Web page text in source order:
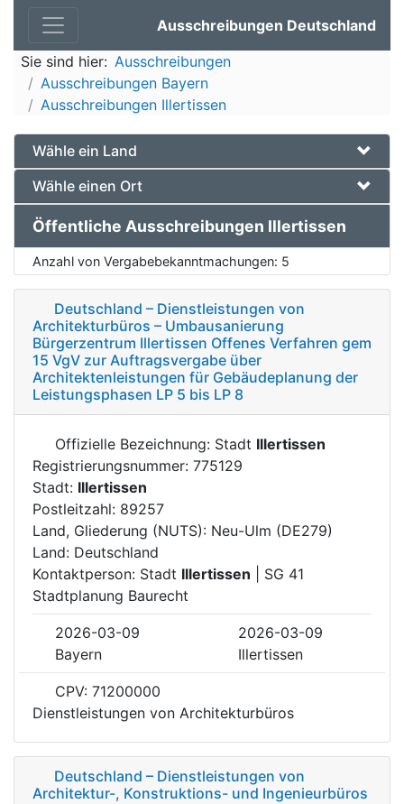
Ausschreibungen Deutschland
Sie sind hier: Ausschreibungen
Ausschreibungen Bayern
Ausschreibungen Illertissen
Wähle ein Land
Wähle einen Ort
Öffentliche Ausschreibungen Illertissen
Anzahl von Vergabebekanntmachungen: 5
Deutschland – Dienstleistungen von
Architekturbüros – Umbausanierung
Bürgerzentrum Illertissen Offenes Verfahren gem
15 VgV zur Auftragsvergabe über
Architektenleistungen für Gebäudeplanung der
Leistungsphasen LP 5 bis LP 8
Offizielle Bezeichnung: Stadt Illertissen
Registrierungsnummer: 775129
Stadt: Illertissen
Postleitzahl: 89257
Land, Gliederung (NUTS): Neu-Ulm (DE279)
Land: Deutschland
Kontaktperson: Stadt Illertissen | SG 41
Stadtplanung Baurecht
2026-03-09
2026-03-09
Bayern
Illertissen
CPV: 71200000
Dienstleistungen von Architekturbüros
Deutschland – Dienstleistungen von
Architektur-, Konstruktions- und Ingenieurbüros